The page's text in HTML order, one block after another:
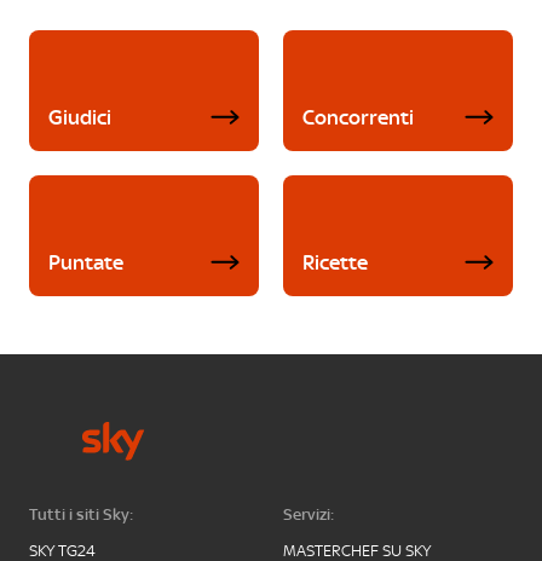
Giudici Concorrenti
Puntate Ricette
Tutti i siti Sky:
SKY TG24
Servizi:
MASTERCHEF SU SKY